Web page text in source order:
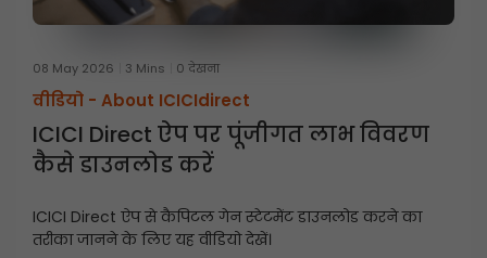
08 May 2026 3 Mins 0 देखना
वीडियो - About ICICIdirect
ICICI Direct ऐप पर पूंजीगत लाभ विवरण
कैसे डाउनलोड करें
ICICI Direct ऐप से कैपिटल गेन स्टेटमेंट डाउनलोड करने का
तरीका जानने के लिए यह वीडियो देखें।